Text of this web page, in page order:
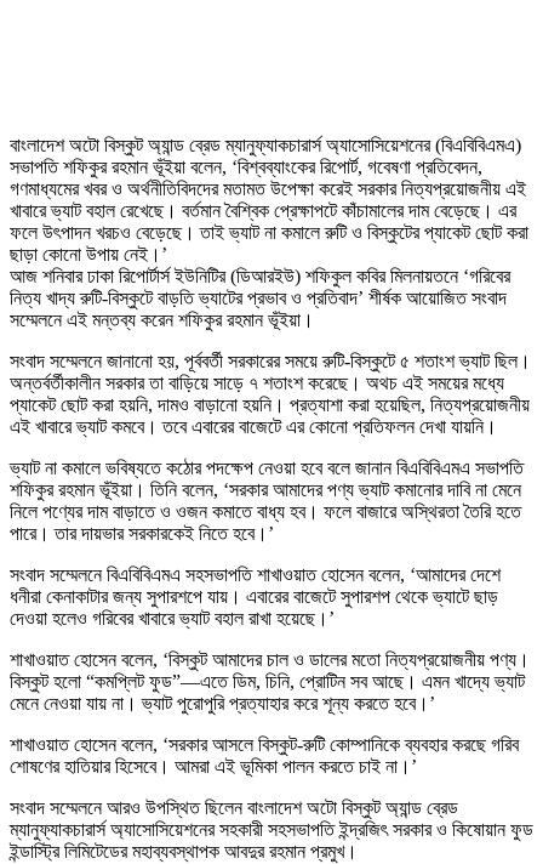
বাংলাদেশ অটো বিস্কুট অ্যান্ড ব্রেড ম্যানুফ্যাকচারার্স অ্যাসোসিয়েশনের (বিএবিবিএমএ)
সভাপতি শফিকুর রহমান ভূঁইয়া বলেন, ‘বিশ্বব্যাংকের রিপোর্ট, গবেষণা প্রতিবেদন,
গণমাধ্যমের খবর ও অর্থনীতিবিদদের মতামত উপেক্ষা করেই সরকার নিত্যপ্রয়োজনীয় এই
খাবারে ভ্যাট বহাল রেখেছে। বর্তমান বৈশ্বিক প্রেক্ষাপটে কাঁচামালের দাম বেড়েছে। এর
ফলে উৎপাদন খরচও বেড়েছে। তাই ভ্যাট না কমালে রুটি ও বিস্কুটের প্যাকেট ছোট করা
ছাড়া কোনো উপায় নেই।’
আজ শনিবার ঢাকা রিপোর্টার্স ইউনিটির (ডিআরইউ) শফিকুল কবির মিলনায়তনে ‘গরিবের
নিত্য খাদ্য রুটি-বিস্কুটে বাড়তি ভ্যাটের প্রভাব ও প্রতিবাদ’ শীর্ষক আয়োজিত সংবাদ
সম্মেলনে এই মন্তব্য করেন শফিকুর রহমান ভূঁইয়া।
সংবাদ সম্মেলনে জানানো হয়, পূর্ববর্তী সরকারের সময়ে রুটি-বিস্কুটে ৫ শতাংশ ভ্যাট ছিল।
অন্তর্বর্তীকালীন সরকার তা বাড়িয়ে সাড়ে ৭ শতাংশ করেছে। অথচ এই সময়ের মধ্যে
প্যাকেট ছোট করা হয়নি, দামও বাড়ানো হয়নি। প্রত্যাশা করা হয়েছিল, নিত্যপ্রয়োজনীয়
এই খাবারে ভ্যাট কমবে। তবে এবারের বাজেটে এর কোনো প্রতিফলন দেখা যায়নি।
ভ্যাট না কমালে ভবিষ্যতে কঠোর পদক্ষেপ নেওয়া হবে বলে জানান বিএবিবিএমএ সভাপতি
শফিকুর রহমান ভূঁইয়া। তিনি বলেন, ‘সরকার আমাদের পণ্য ভ্যাট কমানোর দাবি না মেনে
নিলে পণ্যের দাম বাড়াতে ও ওজন কমাতে বাধ্য হব। ফলে বাজারে অস্থিরতা তৈরি হতে
পারে। তার দায়ভার সরকারকেই নিতে হবে।’
সংবাদ সম্মেলনে বিএবিবিএমএ সহসভাপতি শাখাওয়াত হোসেন বলেন, ‘আমাদের দেশে
ধনীরা কেনাকাটার জন্য সুপারশপে যায়। এবারের বাজেটে সুপারশপ থেকে ভ্যাটে ছাড়
দেওয়া হলেও গরিবের খাবারে ভ্যাট বহাল রাখা হয়েছে।’
শাখাওয়াত হোসেন বলেন, ‘বিস্কুট আমাদের চাল ও ডালের মতো নিত্যপ্রয়োজনীয় পণ্য।
বিস্কুট হলো “কমপ্লিট ফুড”—এতে ডিম, চিনি, প্রোটিন সব আছে। এমন খাদ্যে ভ্যাট
মেনে নেওয়া যায় না। ভ্যাট পুরোপুরি প্রত্যাহার করে শূন্য করতে হবে।’
শাখাওয়াত হোসেন বলেন, ‘সরকার আসলে বিস্কুট-রুটি কোম্পানিকে ব্যবহার করছে গরিব
শোষণের হাতিয়ার হিসেবে। আমরা এই ভূমিকা পালন করতে চাই না।’
সংবাদ সম্মেলনে আরও উপস্থিত ছিলেন বাংলাদেশ অটো বিস্কুট অ্যান্ড ব্রেড
ম্যানুফ্যাকচারার্স অ্যাসোসিয়েশনের সহকারী সহসভাপতি ইন্দ্রজিৎ সরকার ও কিষোয়ান ফুড
ইন্ডাস্ট্রি লিমিটেডের মহাব্যবস্থাপক আবদুর রহমান প্রমুখ।